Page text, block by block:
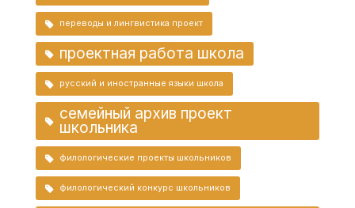
переводы и лингвистика проект
проектная работа школа
русский и иностранные языки школа
семейный архив проект
школьника
филологические проекты школьников
филологический конкурс школьников